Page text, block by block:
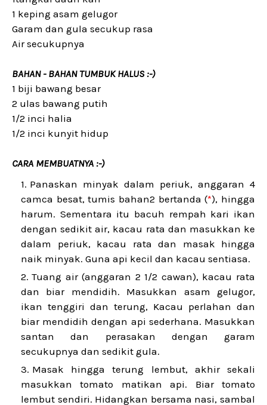
1 keping asam gelugor
Garam dan gula secukup rasa
Air secukupnya
BAHAN - BAHAN TUMBUK HALUS :-)
1 biji bawang besar
2 ulas bawang putih
1/2 inci halia
1/2 inci kunyit hidup
CARA MEMBUATNYA :-)
Panaskan minyak dalam periuk, anggaran 4
camca besat, tumis bahan2 bertanda (*), hingga
harum. Sementara itu bacuh rempah kari ikan
dengan sedikit air, kacau rata dan masukkan ke
dalam periuk, kacau rata dan masak hingga
naik minyak. Guna api kecil dan kacau sentiasa.
Tuang air (anggaran 2 1/2 cawan), kacau rata
dan biar mendidih. Masukkan asam gelugor,
ikan tenggiri dan terung, Kacau perlahan dan
biar mendidih dengan api sederhana. Masukkan
santan dan perasakan dengan garam
secukupnya dan sedikit gula.
Masak hingga terung lembut, akhir sekali
masukkan tomato matikan api. Biar tomato
lembut sendiri. Hidangkan bersama nasi, sambal